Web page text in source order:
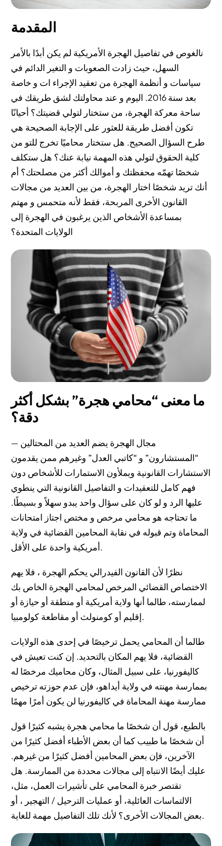
المقدمة
نالغوص في تفاصيل الهجرة الأمريكية لم يكن أبدًا بالأمر
السهل، حيث زادت الصعوبات و التغير الدائم في
سياسات و أنظمة الهجرة من تعقيد الإجراء ات و خاصة
بعد سنة 2016. اليوم و عند محاولتك لشق طريقك في
ساحة معركة الهجرة، من ستختار لتولي قضيتك؟ أحيانًا
تكون أفضل طريقة للعثور على الإجابة الصحيحة هي
طرح السؤال الصحيح. هل ستختار محاميًا تخرج للتو من
كلية الحقوق لتولي هذه المهمة نيابة عنك؟ هل ستكلف
شخصًا تهمّه محفظتك و أموالك أكثر من مصلحتك؟ أم
أنك تريد شخصًا اختار الهجرة، من بين العديد من مجالات
القانون الأخرى المربحة، فقط لأنه متحمس و مهتم
بمساعدة الأشخاص الذين يرغبون في الهجرة إلى
الولايات المتحدة؟
ما معنى “محامي هجرة” بشكل أكثر
دقة؟
مجال الهجرة يضم العديد من المحتالين —
“المستشارون” و “كاتبي العدل” وغيرهم ممن يقدمون
الاستشارات القانونية ويملأون الاستمارات للأشخاص دون
فهم كامل للتعقيدات و التفاصيل القانونية التي ينطوي
عليها الرد و لو كان على سؤال واحد يبدو سهلاً و بسيطًا.
ما تحتاجه هو محامي مرخص و مختص اجتاز امتحانات
المحاماة وتم قبوله في نقابة المحامين القضائية في ولاية
أمريكية واحدة على الأقل.
نظرًا لأن القانون الفيدرالي يحكم الهجرة ، فلا يهم
الاختصاص القضائي المرخص لمحامي الهجرة الخاص بك
لممارسته، طالما أنها ولاية أمريكية أو منطقة أو حيازة أو
إقليم أو كومنولث أو مقاطعة كولومبيا.
طالما أن المحامي يحمل ترخيصًا في إحدى هذه الولايات
القضائية، فلا يهم المكان بالتحديد. إن كنت تعيش في
كاليفورنيا، على سبيل المثال، وكان محاميك مرخصًا له
بممارسة مهنته في ولاية أيداهو، فإن عدم حوزته ترخيص
ممارسة مهنة المحاماة في كاليفورنيا لن يكون أمرًا مهمًا
بالطبع، قول أن شخصًا ما محامي هجرة يشبه كثيرًا قول
أن شخصًا ما طبيب كما أن بعض الأطباء أفضل كثيرًا من
الآخرين، فإن بعض المحامين أفضل كثيرًا من غيرهم.
عليك أيضًا الانتباه إلى مجالات محددة من الممارسة. هل
تقتصر خبرة المحامي على تأشيرات العمل، مثل،
الالتماسات العائلية، أو عمليات الترحيل / التهجير ، أو
بعض المجالات الأخرى؟ لأنك تلك التفاصيل مهمة للغاية.